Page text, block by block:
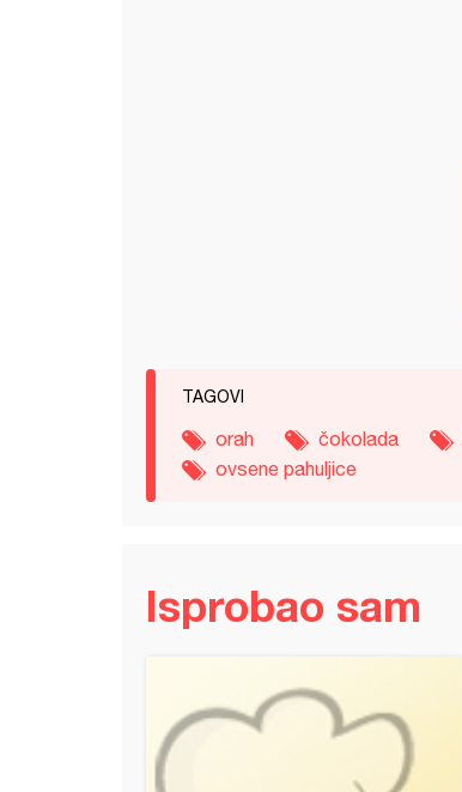
TAGOVI
orah čokolada
ovsene pahuljice
Isprobao sam